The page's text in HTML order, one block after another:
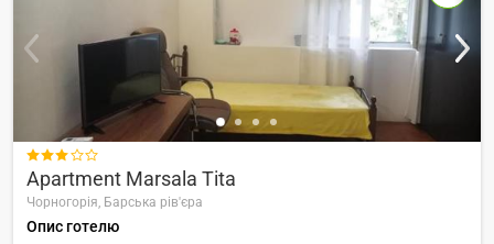

Apartment Marsala Tita
Чорногорія, Барська рів'єра
Опис готелю